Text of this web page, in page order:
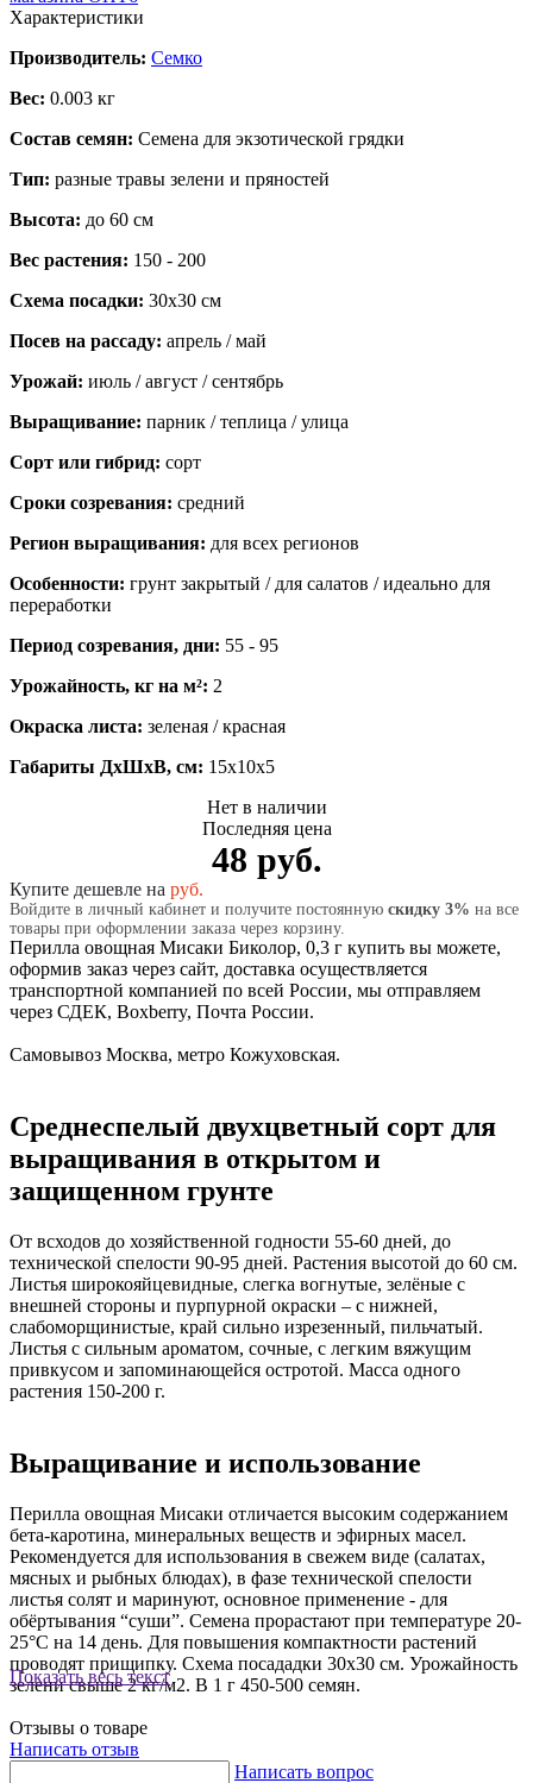
Характеристики
Производитель: Семко
Вес: 0.003 кг
Состав семян: Семена для экзотической грядки
Тип: разные травы зелени и пряностей
Высота: до 60 см
Вес растения: 150 - 200
Схема посадки: 30х30 см
Посев на рассаду: апрель / май
Урожай: июль / август / сентябрь
Выращивание: парник / теплица / улица
Сорт или гибрид: сорт
Сроки созревания: средний
Регион выращивания: для всех регионов
Особенности: грунт закрытый / для салатов / идеально для
переработки
Период созревания, дни: 55 - 95
Урожайность, кг на м²: 2
Окраска листа: зеленая / красная
Габариты ДхШхВ, см: 15x10x5
Нет в наличии
Последняя цена
48 руб.
Купите дешевле на руб.
Войдите в личный кабинет и получите постоянную скидку 3% на все
товары при оформлении заказа через корзину.
Перилла овощная Мисаки Биколор, 0,3 г купить вы можете,
оформив заказ через сайт, доставка осуществляется
транспортной компанией по всей России, мы отправляем
через СДЕК, Boxberry, Почта России.
Показать весь текст
Самовывоз Москва, метро Кожуховская.
Среднеспелый двухцветный сорт для
выращивания в открытом и
защищенном грунте
От всходов до хозяйственной годности 55-60 дней, до
технической спелости 90-95 дней. Растения высотой до 60 см.
Листья широкояйцевидные, слегка вогнутые, зелёные с
внешней стороны и пурпурной окраски – с нижней,
слабоморщинистые, край сильно изрезенный, пильчатый.
Листья с сильным ароматом, сочные, с легким вяжущим
привкусом и запоминающейся остротой. Масса одного
растения 150-200 г.
Выращивание и использование
Перилла овощная Мисаки отличается высоким содержанием
бета-каротина, минеральных веществ и эфирных масел.
Рекомендуется для использования в свежем виде (салатах,
мясных и рыбных блюдах), в фазе технической спелости
листья солят и маринуют, основное применение - для
обёртывания “суши”. Семена прорастают при температуре 20-
25°С на 14 день. Для повышения компактности растений
проводят прищипку. Схема посададки 30х30 см. Урожайность
зелени свыше 2 кг/м2. В 1 г 450-500 семян.
Отзывы о товаре
Написать отзыв
Написать вопрос